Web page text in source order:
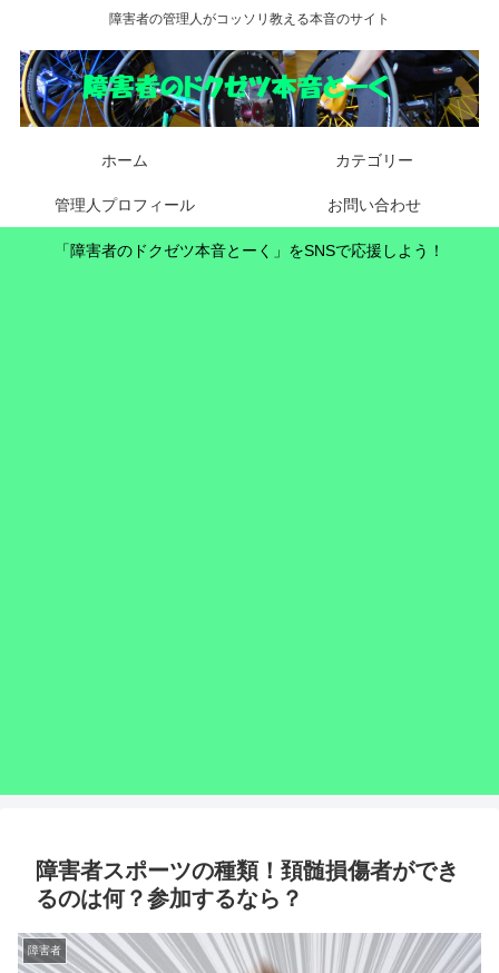
障害者の管理人がコッソリ教える本音のサイト
ホーム カテゴリー
管理人プロフィール お問い合わせ
「障害者のドクゼツ本音とーく」をSNSで応援しよう！
障害者スポーツの種類！頚髄損傷者ができ
るのは何？参加するなら？
障害者